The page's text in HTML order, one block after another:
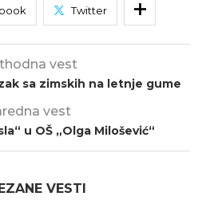
Twitter
vest
sa zimskih na letnje gume
vest
u OŠ „Olga Milošević“
VESTI